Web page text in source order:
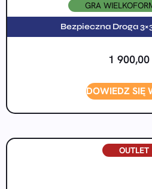
GRA
Bezpieczna Droga
1 900,00
DOWIEDZ SIĘ
OUTLET